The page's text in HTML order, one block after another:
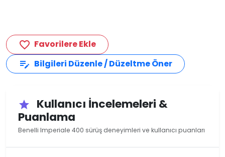
favorite_border Favorilere Ekle
edit_note Bilgileri Düzenle / Düzeltme Öner
star
Kullanıcı İncelemeleri &
Puanlama
Benelli Imperiale 400 sürüş deneyimleri ve kullanıcı puanları